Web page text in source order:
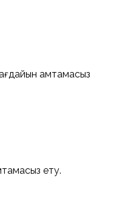
қамтамасыз
ету.